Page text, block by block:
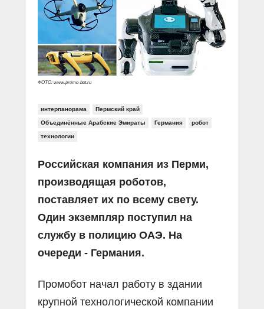
ФОТО: www.promo-bot.ru
интерпанорама Пермский край
Объединённые Арабские Эмираты Германия робот
технологии
Российская компания из Перми,
производящая роботов,
поставляет их по всему свету.
Один экземпляр поступил на
службу в полицию ОАЭ. На
очереди - Германия.
Промобот начал работу в здании
крупной технологической компании